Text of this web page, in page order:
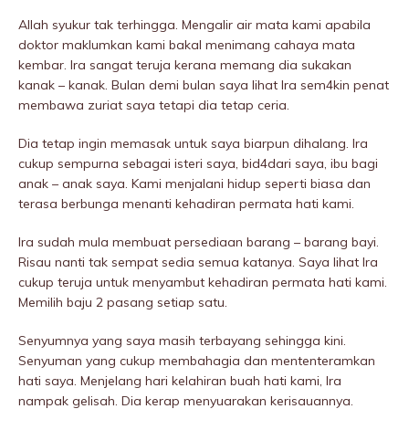
Allah syukur tak terhingga. Mengalir air mata kami apabila
doktor maklumkan kami bakal menimang cahaya mata
kembar. Ira sangat teruja kerana memang dia sukakan
kanak – kanak. Bulan demi bulan saya lihat Ira sem4kin penat
membawa zuriat saya tetapi dia tetap ceria.
Dia tetap ingin memasak untuk saya biarpun dihalang. Ira
cukup sempurna sebagai isteri saya, bid4dari saya, ibu bagi
anak – anak saya. Kami menjalani hidup seperti biasa dan
terasa berbunga menanti kehadiran permata hati kami.
Ira sudah mula membuat persediaan barang – barang bayi.
Risau nanti tak sempat sedia semua katanya. Saya lihat Ira
cukup teruja untuk menyambut kehadiran permata hati kami.
Memilih baju 2 pasang setiap satu.
Senyumnya yang saya masih terbayang sehingga kini.
Senyuman yang cukup membahagia dan mententeramkan
hati saya. Menjelang hari kelahiran buah hati kami, Ira
nampak gelisah. Dia kerap menyuarakan kerisauannya.